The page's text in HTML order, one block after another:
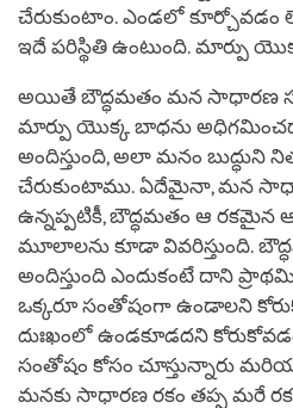
చేరుకుంటాం. ఎండలో
ఇదే పరిస్థితి ఉంటుంది. మార్పు
అయితే బౌద్ధమతం మన సాధారణ
మార్పు యొక్క బాధను
అందిస్తుంది, అలా మనం బుద్ధుని
చేరుకుంటాము. ఏదేమైనా, మన
ఉన్నప్పటికీ, బౌద్ధమతం ఆ
మూలాలను కూడా వివరిస్తుంది.
అందిస్తుంది ఎందుకంటే దాని
ఒక్కరూ సంతోషంగా ఉండాలని
దుఃఖంలో ఉండకూడదని
సంతోషం కోసం చూస్తున్నారు
మనకు సాధారణ రకం తప్ప మరే